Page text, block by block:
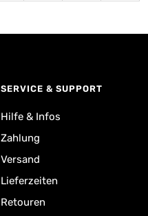
SERVICE & SUPPORT
Hilfe & Infos
Zahlung
Versand
Lieferzeiten
Retouren